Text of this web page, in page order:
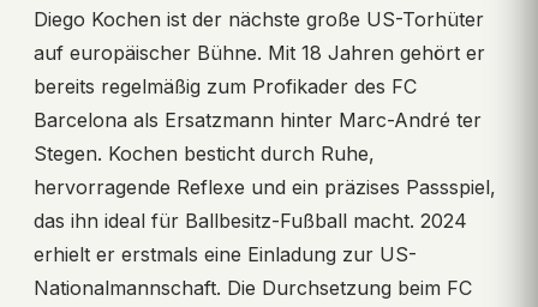
Diego Kochen ist der nächste große US-Torhüter
auf europäischer Bühne. Mit 18 Jahren gehört er
bereits regelmäßig zum Profikader des FC
Barcelona als Ersatzmann hinter Marc-André ter
Stegen. Kochen besticht durch Ruhe,
hervorragende Reflexe und ein präzises Passspiel,
das ihn ideal für Ballbesitz-Fußball macht. 2024
erhielt er erstmals eine Einladung zur US-
Nationalmannschaft. Die Durchsetzung beim FC